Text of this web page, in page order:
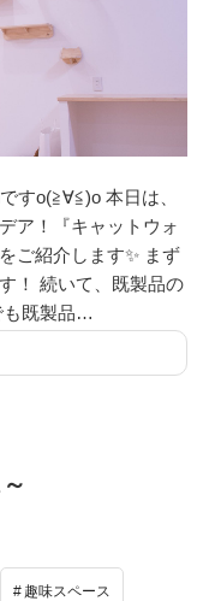
すo(≧∀≦)o 本日は、
ア！『キャットウォ
ご紹介します✨ まず
！ 続いて、既製品の
も既製品…
趣味スペース